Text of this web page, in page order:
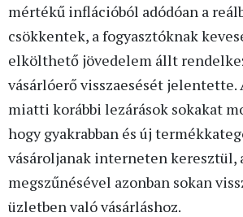
mértékű inflációból adódóan a
csökkentek, a fogyasztóknak
elkölthető jövedelem állt
vásárlóerő visszaesését jelentette.
miatti korábbi lezárások sokakat
hogy gyakrabban és új
vásároljanak interneten keresztül,
megszűnésével azonban sokan
üzletben való vásárláshoz.